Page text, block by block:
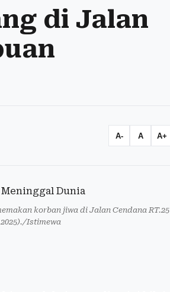
di Jalan
A- A A+
korban jiwa di Jalan Cendana RT.25
Istimewa